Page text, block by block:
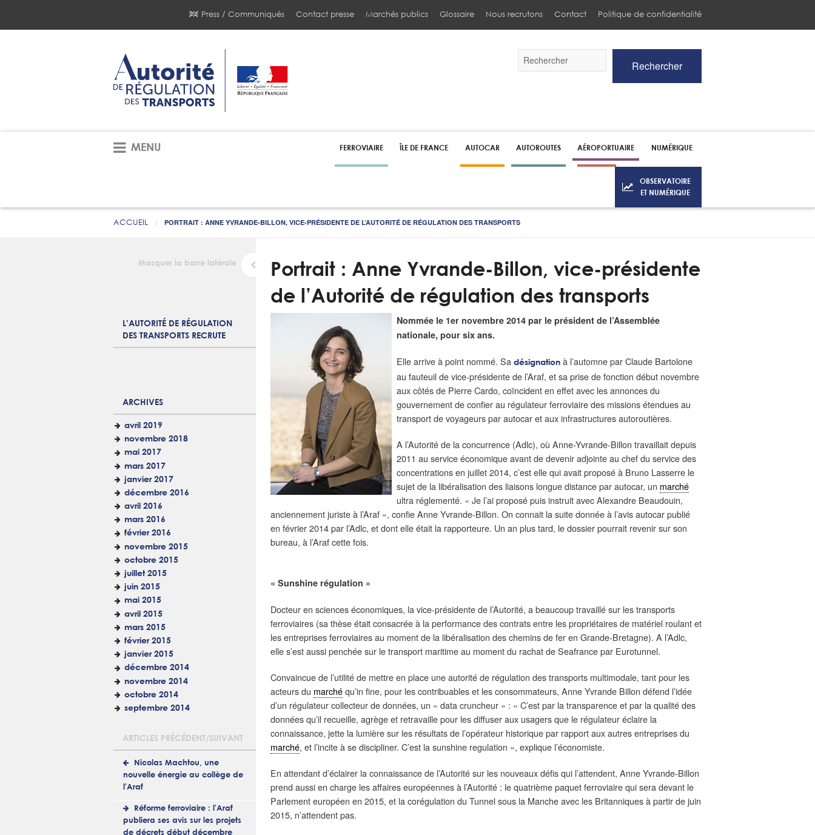
Press / Communiqués Contact presse Marchés publics Glossaire Nous recrutons Contact Politique de confidentialité
par
la
Rechercher
FERROVIAIRE ÎLE DE FRANCE AUTOCAR AUTOROUTES AÉROPORTUAIRE NUMÉRIQUE
OBSERVATOIRE
ET NUMÉRIQUE
MENU
ACCUEIL PORTRAIT : ANNE YVRANDE-BILLON, VICE-PRÉSIDENTE DE L’AUTORITÉ DE RÉGULATION DES TRANSPORTS
Masquer la barre latérale
L’AUTORITÉ DE RÉGULATION
DES TRANSPORTS RECRUTE
ARCHIVES
avril 2019
novembre 2018
mai 2017
mars 2017
janvier 2017
décembre 2016
avril 2016
mars 2016
février 2016
novembre 2015
octobre 2015
juillet 2015
juin 2015
mai 2015
avril 2015
mars 2015
février 2015
janvier 2015
décembre 2014
novembre 2014
octobre 2014
septembre 2014
ARTICLES PRÉCÉDENT/SUIVANT
Nicolas Machtou, une
nouvelle énergie au collège de
l'Araf
Réforme ferroviaire : l'Araf
publiera ses avis sur les projets
de décrets début décembre
Portrait : Anne Yvrande-Billon, vice-présidente
de l’Autorité de régulation des transports
Nommée le 1er novembre 2014 par le président de l’Assemblée
nationale, pour six ans.
Elle arrive à point nommé. Sa désignation à l’automne par Claude Bartolone
au fauteuil de vice-présidente de l’Araf, et sa prise de fonction début novembre
aux côtés de Pierre Cardo, coïncident en effet avec les annonces du
gouvernement de confier au régulateur ferroviaire des missions étendues au
transport de voyageurs par autocar et aux infrastructures autoroutières.
A l’Autorité de la concurrence (Adlc), où Anne-Yvrande-Billon travaillait depuis
2011 au service économique avant de devenir adjointe au chef du service des
concentrations en juillet 2014, c’est elle qui avait proposé à Bruno Lasserre le
sujet de la libéralisation des liaisons longue distance par autocar, un marché
ultra réglementé. « Je l’ai proposé puis instruit avec Alexandre Beaudouin,
anciennement juriste à l’Araf », confie Anne Yvrande-Billon. On connait la suite donnée à l’avis autocar publié
en février 2014 par l’Adlc, et dont elle était la rapporteure. Un an plus tard, le dossier pourrait revenir sur son
bureau, à l’Araf cette fois.
« Sunshine régulation »
Docteur en sciences économiques, la vice-présidente de l’Autorité, a beaucoup travaillé sur les transports
ferroviaires (sa thèse était consacrée à la performance des contrats entre les propriétaires de matériel roulant et
les entreprises ferroviaires au moment de la libéralisation des chemins de fer en Grande-Bretagne). A l’Adlc,
elle s’est aussi penchée sur le transport maritime au moment du rachat de Seafrance par Eurotunnel.
Convaincue de l’utilité de mettre en place une autorité de régulation des transports multimodale, tant pour les
acteurs du marchéqu’in fine, pour les contribuables et les consommateurs, Anne Yvrande Billon défend l’idée
d’un régulateur collecteur de données, un « data cruncheur » : « C’est par la transparence et par la qualité des
données qu’il recueille, agrège et retravaille pour les diffuser aux usagers que le régulateur éclaire la
connaissance, jette la lumière sur les résultats de l’opérateur historique par rapport aux autres entreprises du
marché, et l’incite à se discipliner. C’est la sunshine regulation », explique l’économiste.
En attendant d’éclairer la connaissance de l’Autorité sur les nouveaux défis qui l’attendent, Anne Yvrande-Billon
prend aussi en charge les affaires européennes à l’Autorité : le quatrième paquet ferroviaire qui sera devant le
Parlement européen en 2015, et la corégulation du Tunnel sous la Manche avec les Britanniques à partir de juin
2015, n’attendent pas.